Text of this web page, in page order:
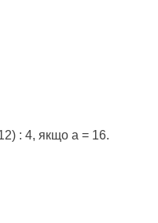
: 4, якщо а = 16.